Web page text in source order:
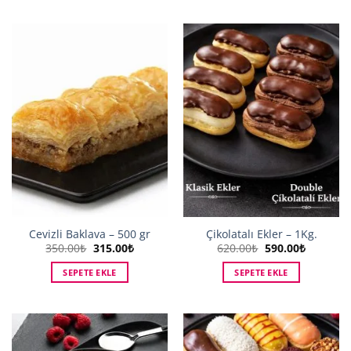
Cevizli Baklava – 500 gr
350.00₺ Orijinal
350.00₺.
315.00₺Şu
SEPETE EKLE
Çikolatalı Ekler – 1Kg.
620.00₺ Orijinal
620.00₺.
590.00₺Şu
SEPETE EKLE